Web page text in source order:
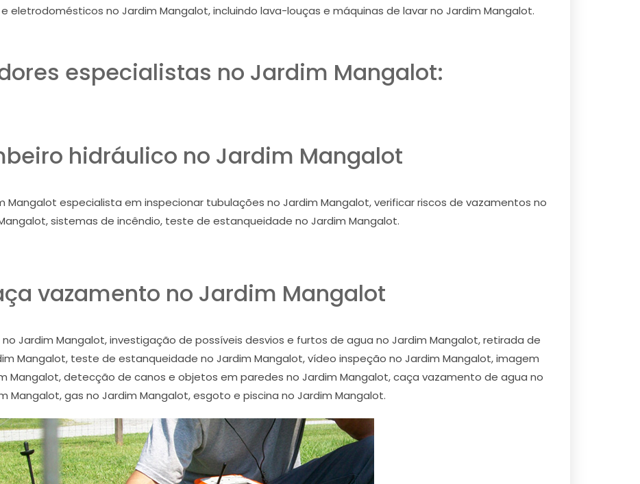
eletrodomésticos no Jardim Mangalot, incluindo lava-louças e máquinas de lavar no Jardim Mangalot.
especialistas no Jardim Mangalot:
hidráulico no Jardim Mangalot
Mangalot especialista em inspecionar tubulações no Jardim Mangalot, verificar riscos de vazamentos no
sistemas de incêndio, teste de estanqueidade no Jardim Mangalot.
vazamento no Jardim Mangalot
Jardim Mangalot, investigação de possíveis desvios e furtos de agua no Jardim Mangalot, retirada de
Mangalot, teste de estanqueidade no Jardim Mangalot, vídeo inspeção no Jardim Mangalot, imagem
Mangalot, detecção de canos e objetos em paredes no Jardim Mangalot, caça vazamento de agua no
Mangalot, gas no Jardim Mangalot, esgoto e piscina no Jardim Mangalot.